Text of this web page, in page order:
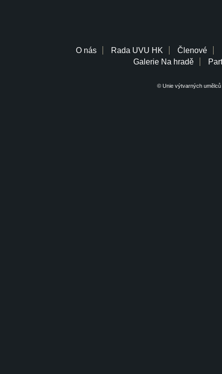
O nás Rada UVU HK Členové
Galerie Na hradě
© Unie výtvarných